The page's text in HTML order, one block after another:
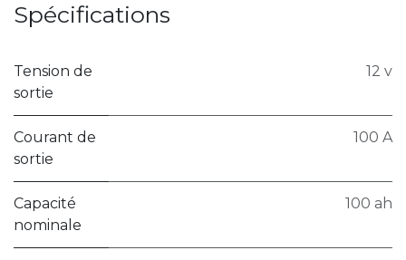
Spécifications
Tension de
sortie
12 v
Courant de
sortie
100 A
Capacité
nominale
100 ah